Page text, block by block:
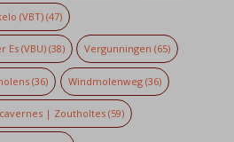
(VBT)(47)
Es (VBU)(38) Vergunningen (65)
(36) Windmolenweg(36)
| Zoutholtes (59)